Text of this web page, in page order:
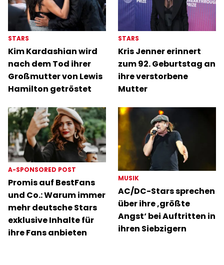
STARS
Kim Kardashian wird
nach dem Tod ihrer
Großmutter von Lewis
Hamilton getröstet
STARS
Kris Jenner erinnert
zum 92. Geburtstag an
ihre verstorbene
Mutter
A-SPONSORED POST
Promis auf BestFans
und Co.: Warum immer
mehr deutsche Stars
exklusive Inhalte für
ihre Fans anbieten
MUSIK
AC/DC-Stars sprechen
über ihre ‚größte
Angst‘ bei Auftritten in
ihren Siebzigern